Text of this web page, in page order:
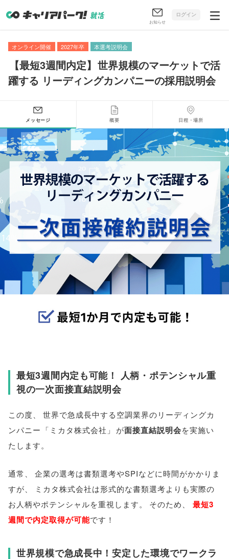
お知らせ
ログイン
オンライン開催 2027年卒 本選考説明会
【最短3週間内定】 世界規模のマーケットで活
躍する リーディングカンパニーの採用説明会
メッセージ 概要 日程・場所
最短3週間内定も可能！ 人柄・ポテンシャル重
視の一次面接直結説明会
この度、
世界で急成長中する空調業界のリーディングカ
ンパニー 「 ミカタ株式会社 」 が面接直結説明会を実施い
たします。
通常
企業の選考は書類選考やSPIなどに時間がかかりま
すが
ミカタ株式会社は形式的な書類選考よりも実際の
お人柄やポテンシャルを重視します。 そのため
最短3
週間で内定取得が可能です！
世界規模で急成長中！安定した環境でワークラ